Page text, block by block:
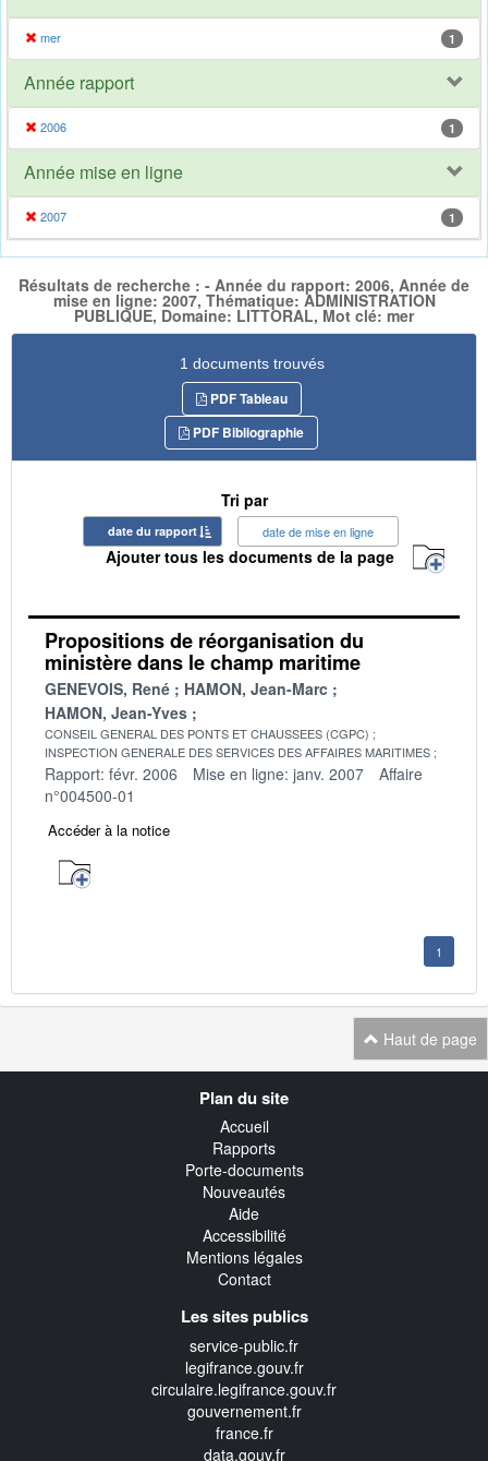
mer 1
Année rapport
2006 1
Année mise en ligne
2007 1
Résultats de recherche : - Année du rapport: 2006, Année de
mise en ligne: 2007, Thématique: ADMINISTRATION
PUBLIQUE, Domaine: LITTORAL, Mot clé: mer
1 documents trouvés
PDF Tableau
PDF Bibliographie
Tri par
date du rapport date de mise en ligne
Ajouter tous les documents de la page
Propositions de réorganisation du
ministère dans le champ maritime
GENEVOIS, René
HAMON, Jean-Marc
HAMON, Jean-Yves
CONSEIL GENERAL DES PONTS ET CHAUSSEES (CGPC)
INSPECTION GENERALE DES SERVICES DES AFFAIRES MARITIMES
Rapport: févr. 2006 Mise en ligne: janv. 2007
Affaire
n°004500-01
Accéder à la notice
1
Haut de page
Plan du site
Accueil
Rapports
Porte-documents
Nouveautés
Aide
Accessibilité
Mentions légales
Contact
Les sites publics
service-public.fr
legifrance.gouv.fr
circulaire.legifrance.gouv.fr
gouvernement.fr
france.fr
data.gouv.fr